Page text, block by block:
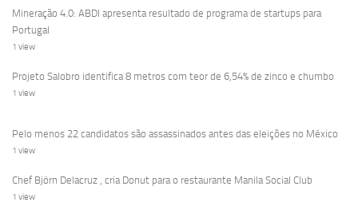
Mineração 4.0: ABDI apresenta resultado de programa de startups para
Portugal
1 view
Projeto Salobro identifica 8 metros com teor de 6,54% de zinco e chumbo
1 view
Pelo menos 22 candidatos são assassinados antes das eleições no México
1 view
Chef Björn Delacruz , cria Donut para o restaurante Manila Social Club
1 view